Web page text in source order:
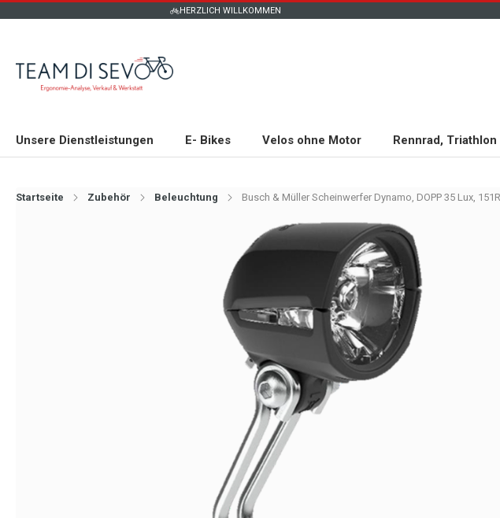
HERZLICH WILLKOMMEN
Unsere Dienstleistungen E- Bikes Velos ohne Motor Rennrad, Triathlon
Startseite Zubehör Beleuchtung Busch & Müller Scheinwerfer Dynamo, DOPP 35 Lux,